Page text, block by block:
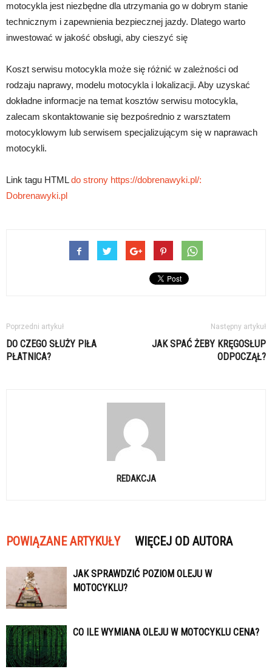
motocykla jest niezbędne dla utrzymania go w dobrym stanie
technicznym i zapewnienia bezpiecznej jazdy. Dlatego warto
inwestować w jakość obsługi, aby cieszyć się
Koszt serwisu motocykla może się różnić w zależności od
rodzaju naprawy, modelu motocykla i lokalizacji. Aby uzyskać
dokładne informacje na temat kosztów serwisu motocykla,
zalecam skontaktowanie się bezpośrednio z warsztatem
motocyklowym lub serwisem specjalizującym się w naprawach
motocykli.
Link tagu HTMLdo strony https://dobrenawyki.pl/:
Dobrenawyki.pl
Poprzedni artykuł
DO CZEGO SŁUŻY PIŁA
PŁATNICA?
Następny artykuł
JAK SPAĆ ŻEBY KRĘGOSŁUP
ODPOCZĄŁ?
REDAKCJA
POWIĄZANE ARTYKUŁY WIĘCEJ OD AUTORA
JAK SPRAWDZIĆ POZIOM OLEJU W
MOTOCYKLU?
CO ILE WYMIANA OLEJU W MOTOCYKLU CENA?